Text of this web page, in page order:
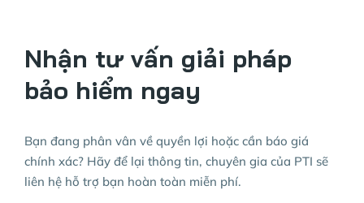
Nhận tư vấn giải pháp
bảo hiểm ngay
Bạn đang phân vân về quyền lợi hoặc cần báo giá
chính xác? Hãy để lại thông tin, chuyên gia của PTI sẽ
liên hệ hỗ trợ bạn hoàn toàn miễn phí.